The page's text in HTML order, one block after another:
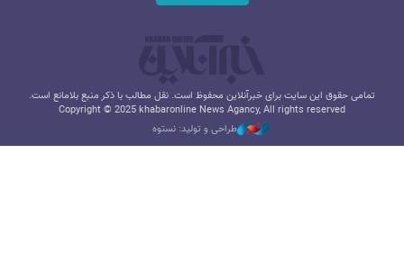
تمامی حقوق این سایت برای خبرآنلاین محفوظ است. نقل مطالب با ذکر منبع بلامانع است.
Copyright © 2025 khabaronline News Agancy, All rights reserved
طراحی و تولید: نستوه